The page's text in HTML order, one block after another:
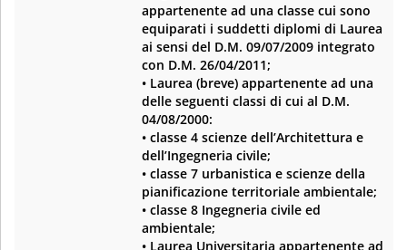
appartenente ad una classe cui sono
equiparati i suddetti diplomi di Laurea
ai sensi del D.M. 09/07/2009 integrato
con D.M. 26/04/2011;
• Laurea (breve) appartenente ad una
delle seguenti classi di cui al D.M.
04/08/2000:
• classe 4 scienze dell’Architettura e
dell’Ingegneria civile;
• classe 7 urbanistica e scienze della
pianificazione territoriale ambientale;
• classe 8 Ingegneria civile ed
ambientale;
• Laurea Universitaria appartenente ad